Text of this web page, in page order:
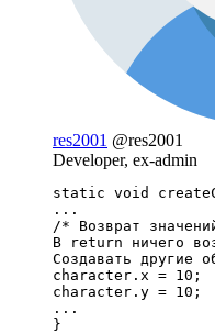
res2001 @res2001
Developer, ex-admin
static void
...
/* Возврат
В return ничего
Создавать другие
character.x = 10;
character.y = 10;
...
}